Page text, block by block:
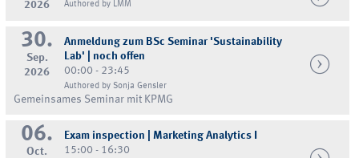
2026
Authored by LMM
30.
Sep.
2026
Anmeldung zum BSc Seminar 'Sustainability
Lab' | noch offen
00:00 - 23:45
Authored by Sonja Gensler
Gemeinsames Seminar mit KPMG
06.
Oct.
Exam inspection | Marketing Analytics I
15:00 - 16:30